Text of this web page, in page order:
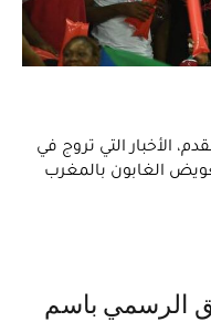
الأخبار التي تروج في
الغابون بالمغرب